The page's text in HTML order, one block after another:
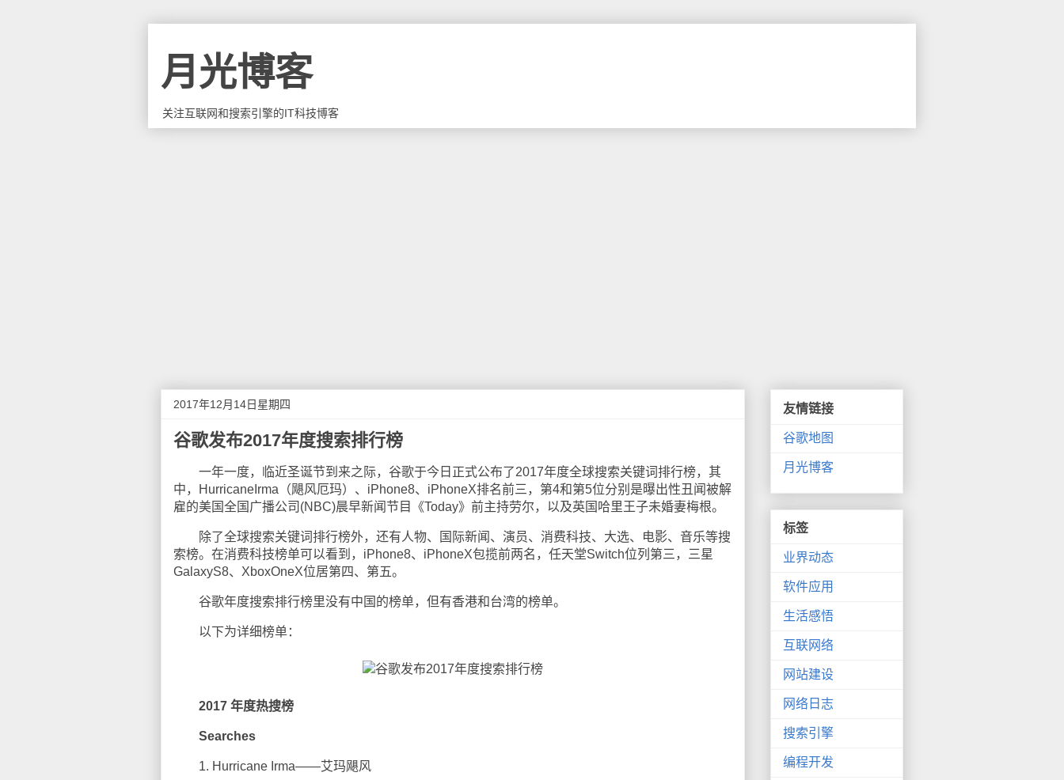
月光博客
关注互联网和搜索引擎的IT科技博客
2017年12月14日星期四
谷歌发布2017年度搜索排行榜
一年一度，临近圣诞节到来之际，谷歌于今日正式公布了2017年度全球搜索关键词排行榜，其
中，HurricaneIrma（飓风厄玛）、iPhone8、iPhoneX排名前三，第4和第5位分别是曝出性丑闻被解
雇的美国全国广播公司(NBC)晨早新闻节目《Today》前主持劳尔，以及英国哈里王子未婚妻梅根。
除了全球搜索关键词排行榜外，还有人物、国际新闻、演员、消费科技、大选、电影、音乐等搜
索榜。在消费科技榜单可以看到，iPhone8、iPhoneX包揽前两名，任天堂Switch位列第三，三星
GalaxyS8、XboxOneX位居第四、第五。
谷歌年度搜索排行榜里没有中国的榜单，但有香港和台湾的榜单。
以下为详细榜单：
2017 年度热搜榜
Searches
1. Hurricane Irma——艾玛飓风
友情链接
谷歌地图
月光博客
标签
业界动态
软件应用
生活感悟
互联网络
网站建设
网络日志
搜索引擎
编程开发